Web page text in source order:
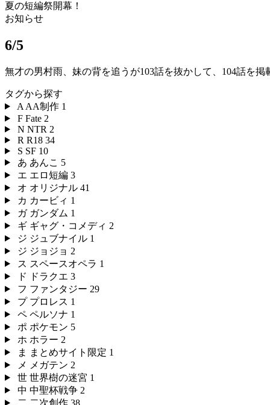
夏の短編祭開幕！
お知らせ
6/5
無才の男村雨、妹の背を追うが103話を抜かして、104話を
タグから探す
A AA制作 1
F Fate 2
N NTR 2
R R18 34
S SF 10
あ あんこ 5
エ エロ短編 3
オ オリジナル 41
カ カービィ 1
ガ ガンダム 1
ギ ギャグ・コメディ 2
ジ ジュブナイル 1
ジ ジョジョ 2
ス スペースオペラ 1
ド
ドラクエ 3
フ ファンタジー 29
プ プロレス 1
ペ ペルソナ 1
ポ ポケモン 5
ホ ホラー 2
ま
まとめサイト限定 1
メ
メガテン 2
世 世界樹の迷宮 1
中 中聖杯戦争 2
二 二次創作 38